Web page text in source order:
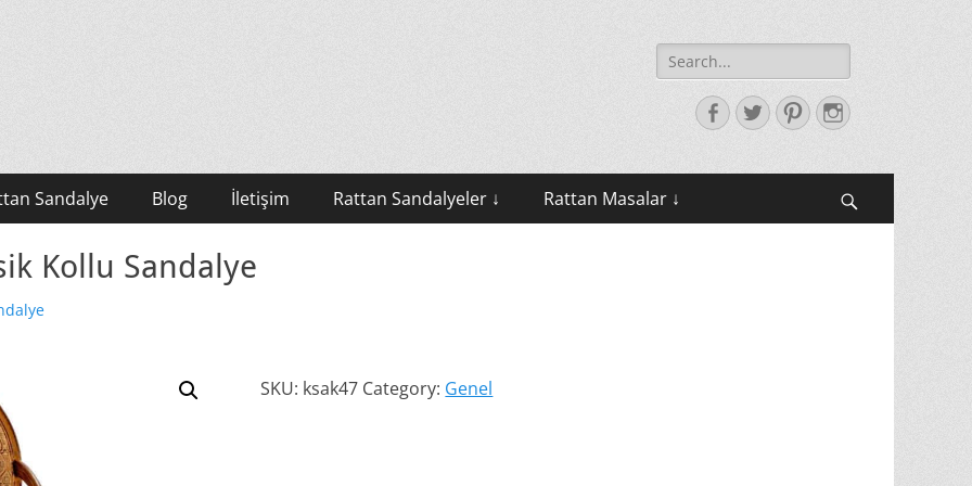
Search
for:
Facebook
TwitterPinterestInstagram
Sandalye Blog İletişim Rattan Sandalyeler ↓ Rattan Masalar ↓
Kollu Sandalye
SKU: ksak47 Category: Genel